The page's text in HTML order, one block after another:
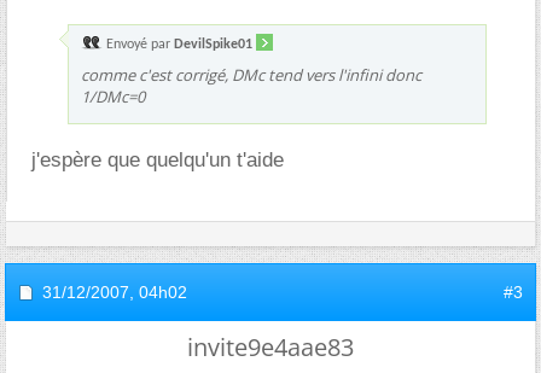
Envoyé par DevilSpike01
comme c'est corrigé, DMc tend vers l'infini donc
1/DMc=0
j'espère que quelqu'un t'aide
31/12/2007, 04h02 #3
invite9e4aae83